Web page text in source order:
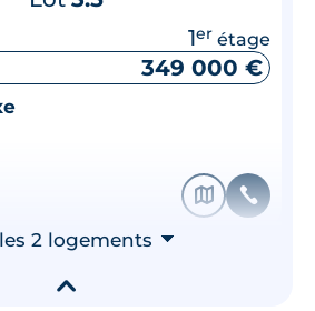
1er étage
349 000 €
🗞 📞
2 logements ⮟
▾